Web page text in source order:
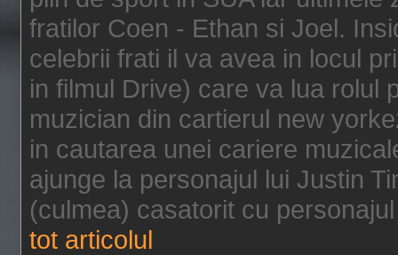
fratilor Coen - Ethan si Joel.
celebrii frati il va avea in locul
in filmul Drive) care va lua rolul
muzician din cartierul new
in cautarea unei cariere
ajunge la personajul lui Justin
(culmea) casatorit cu
tot articolul